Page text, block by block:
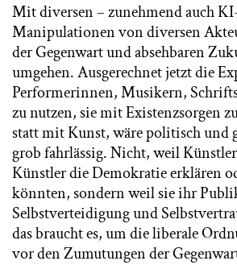
Mit diversen – zunehmend auch
Manipulationen von diversen
der Gegenwart und absehbaren
umgehen. Ausgerechnet jetzt die
Performerinnen, Musikern,
zu nutzen, sie mit Existenzsorgen
statt mit Kunst, wäre politisch und
grob fahrlässig. Nicht, weil
Künstler die Demokratie erklären
könnten, sondern weil sie ihr
Selbstverteidigung und
das braucht es, um die liberale
vor den Zumutungen der